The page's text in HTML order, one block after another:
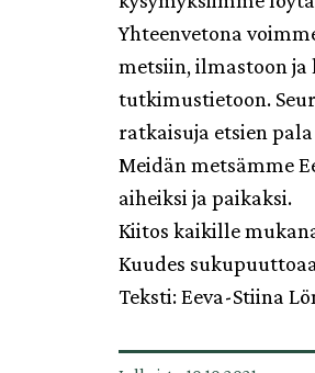
Yhteenvetona
metsiin, ilmastoon
tutkimustietoon.
ratkaisuja etsien
Meidän metsämme
aiheiksi ja paikaksi.
Kiitos kaikille
Kuudes
Teksti: Eeva-Stiina